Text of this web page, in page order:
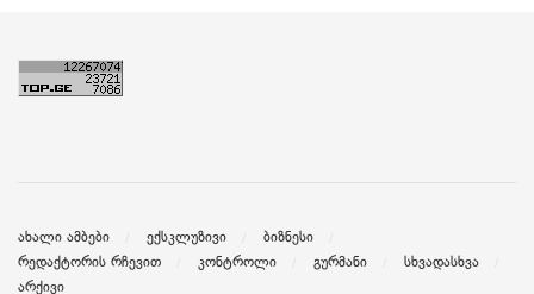
ახალი ამბები ექსკლუზივი
ბიზნესი
რედაქტორის რჩევით
კონტროლი გურმანი
სხვადასხვა
არქივი